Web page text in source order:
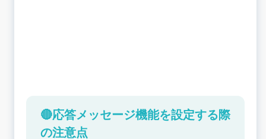
🔴応答メッセージ機能を設定する際
の注意点